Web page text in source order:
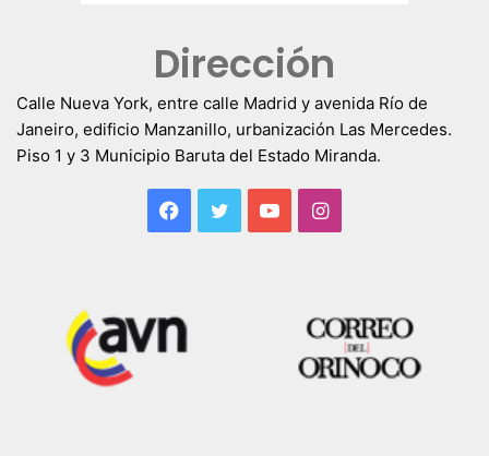
Dirección
Calle Nueva York, entre calle Madrid y avenida Río de
Janeiro, edificio Manzanillo, urbanización Las Mercedes.
Piso 1 y 3 Municipio Baruta del Estado Miranda.
Facebook
TwitterYouTubeInstagram